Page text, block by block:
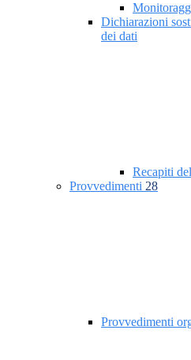
Dichiarazioni
dei dati
Recapiti
Provvedimenti 28
Provvedimenti